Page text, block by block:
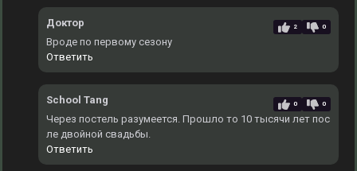
Доктор 2 0
Вроде по первому сезону
Ответить
School Tang 0 0
Через постель разумеется. Прошло то 10 тысячи лет пос
ле двойной свадьбы.
Ответить